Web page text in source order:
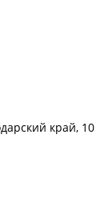
край, 10